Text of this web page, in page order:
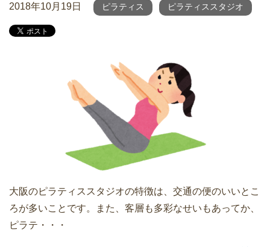
2018年10月19日 ピラティス ピラティススタジオ
大阪のピラティススタジオの特徴は、交通の便のいいとこ
ろが多いことです。また、客層も多彩なせいもあってか、
ピラテ・・・